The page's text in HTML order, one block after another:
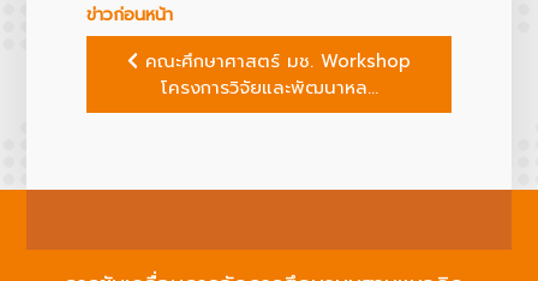
ข่าวก่อนหน้า
คณะศึกษาศาสตร์ มช. Workshop
โครงการวิจัยและพัฒนาหล...